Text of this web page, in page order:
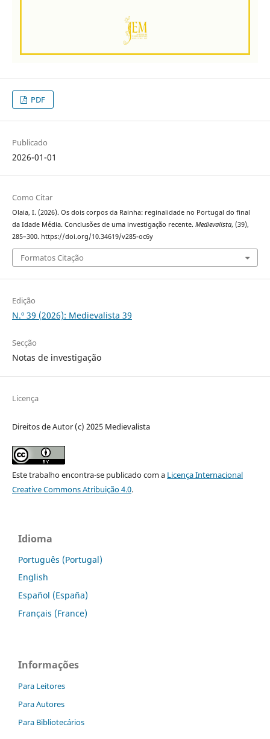
PDF
Publicado
2026-01-01
Como Citar
Olaia, I. (2026). Os dois corpos da Rainha: reginalidade no Portugal do final
da Idade Média. Conclusões de uma investigação recente. Medievalista, (39),
285–300. https://doi.org/10.34619/v285-oc6y
Formatos Citação
Edição
N.º 39 (2026): Medievalista 39
Secção
Notas de investigação
Licença
Direitos de Autor (c) 2025 Medievalista
Este trabalho encontra-se publicado com a Licença Internacional
Creative Commons Atribuição 4.0.
Idioma
Português (Portugal)
English
Español (España)
Français (France)
Informações
Para Leitores
Para Autores
Para Bibliotecários